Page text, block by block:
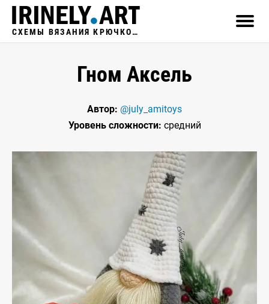
СХЕМЫ ВЯЗАНИЯ КРЮЧКОМ
Гном Аксель
Автор: @july_amitoys
Уровень сложности: средний